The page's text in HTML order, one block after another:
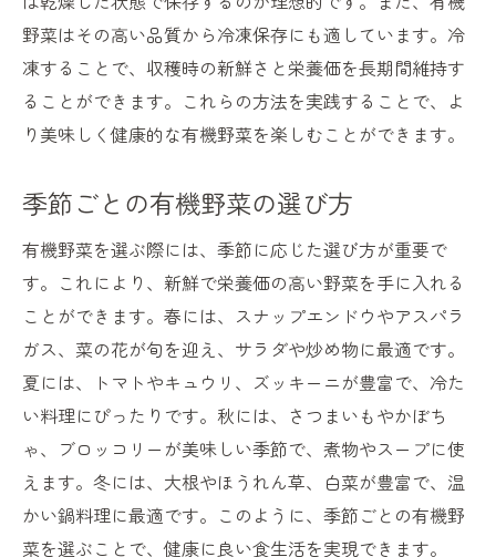
野菜はその高い品質から冷凍保存にも適しています。冷
凍することで、収穫時の新鮮さと栄養価を長期間維持す
ることができます。これらの方法を実践することで、よ
り美味しく健康的な有機野菜を楽しむことができます。
季節ごとの有機野菜の選び方
有機野菜を選ぶ際には、季節に応じた選び方が重要で
す。これにより、新鮮で栄養価の高い野菜を手に入れる
ことができます。春には、スナップエンドウやアスパラ
ガス、菜の花が旬を迎え、サラダや炒め物に最適です。
夏には、トマトやキュウリ、ズッキーニが豊富で、冷た
い料理にぴったりです。秋には、さつまいもやかぼち
ゃ、ブロッコリーが美味しい季節で、煮物やスープに使
えます。冬には、大根やほうれん草、白菜が豊富で、温
かい鍋料理に最適です。このように、季節ごとの有機野
菜を選ぶことで、健康に良い食生活を実現できます。